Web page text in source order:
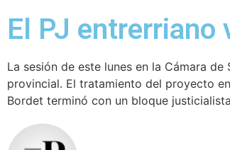
El PJ entrerriano
La sesión de este lunes en la Cámara
provincial. El tratamiento del proyecto
Bordet terminó con un bloque